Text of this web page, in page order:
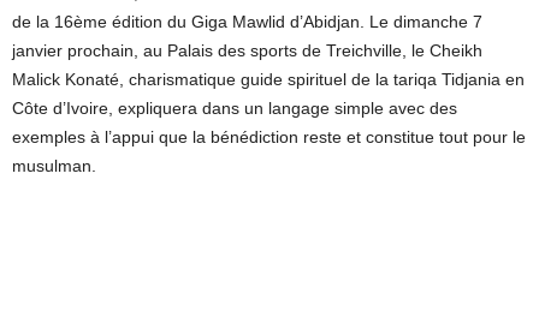
de la 16ème édition du Giga Mawlid d’Abidjan. Le dimanche 7
janvier prochain, au Palais des sports de Treichville, le Cheikh
Malick Konaté, charismatique guide spirituel de la tariqa Tidjania en
Côte d’Ivoire, expliquera dans un langage simple avec des
exemples à l’appui que la bénédiction reste et constitue tout pour le
musulman.